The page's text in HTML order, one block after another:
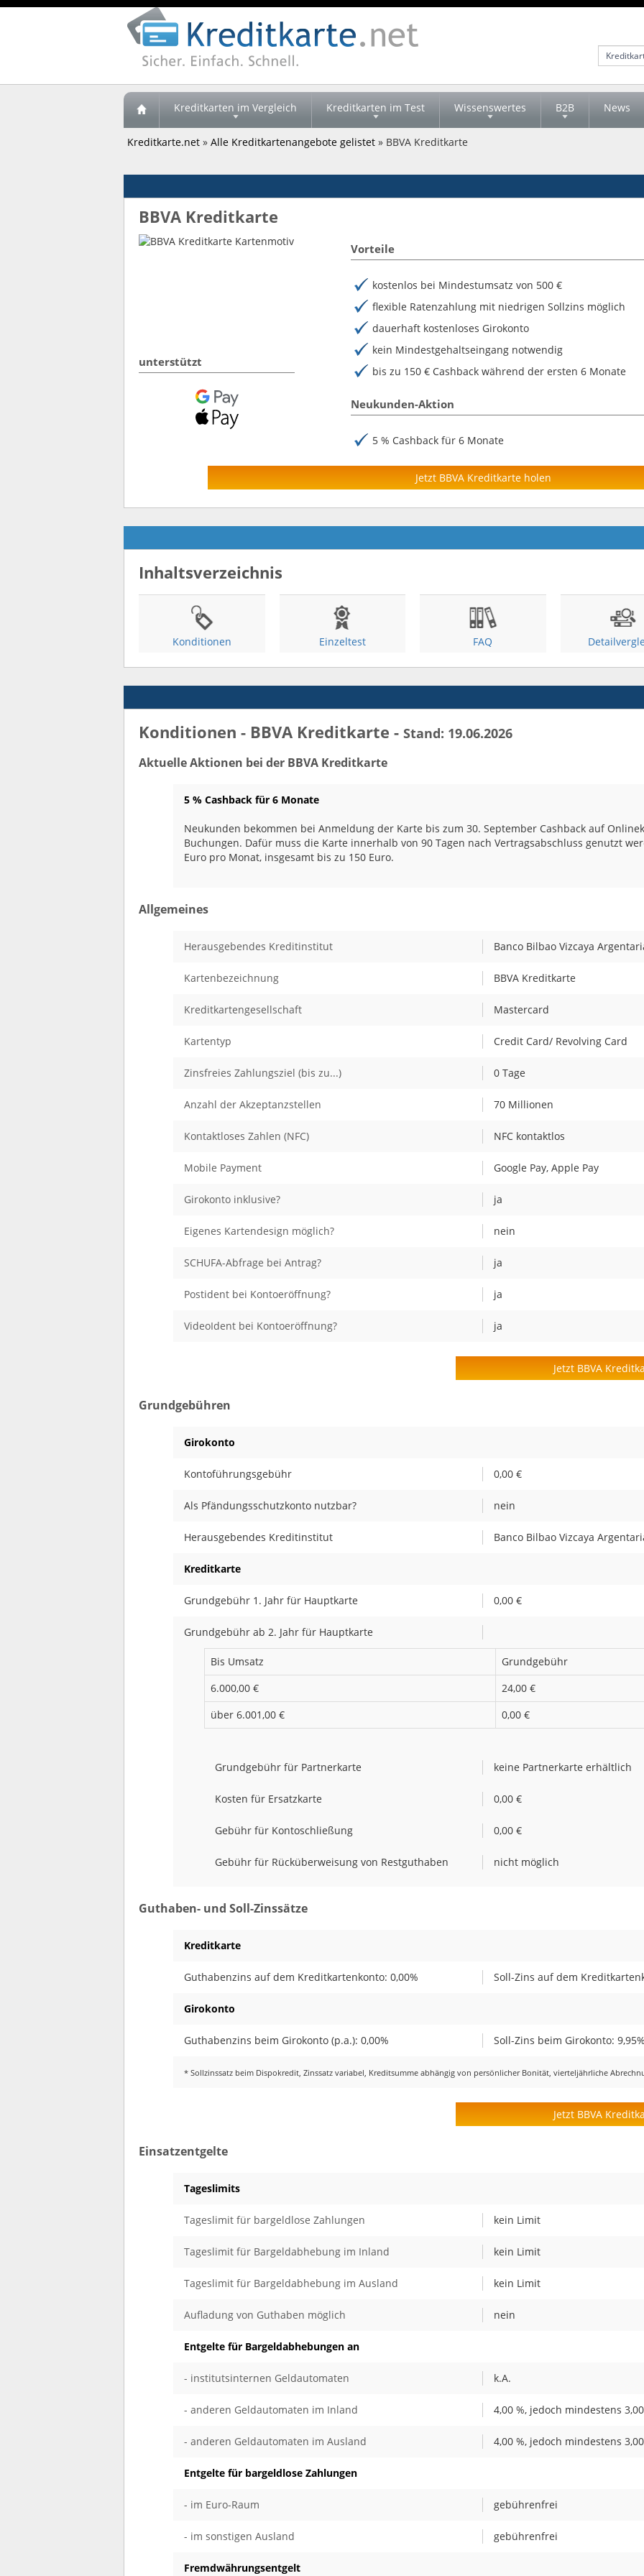
Kreditkarten im Vergleich Kreditkarten im Test Wissenswertes B2B News
Kreditkarte.net » Alle Kreditkartenangebote gelistet » BBVA Kreditkarte
BBVA Kreditkarte
unterstützt
Vorteile
kostenlos bei Mindestumsatz von 500 €
flexible Ratenzahlung mit niedrigen Sollzins möglich
dauerhaft kostenloses Girokonto
kein Mindestgehaltseingang notwendig
bis zu 150 € Cashback während der ersten 6 Monate
Neukunden-Aktion
5 % Cashback für 6 Monate
Jetzt BBVA Kreditkarte holen
Inhaltsverzeichnis
Konditionen Einzeltest FAQ
Konditionen - BBVA Kreditkarte - Stand: 19.06.2026
Aktuelle Aktionen bei der BBVA Kreditkarte
5 % Cashback für 6 Monate
Neukunden bekommen bei Anmeldung der Karte bis zum 30. September Cashback auf
Buchungen. Dafür muss die Karte innerhalb von 90 Tagen nach Vertragsabschluss genutzt
Euro pro Monat, insgesamt bis zu 150 Euro.
Allgemeines
Herausgebendes Kreditinstitut Banco Bilbao Vizcaya
Kartenbezeichnung BBVA Kreditkarte
Kreditkartengesellschaft Mastercard
Kartentyp Credit Card/ Revolving Card
Zinsfreies Zahlungsziel (bis zu...) 0 Tage
Anzahl der Akzeptanzstellen 70 Millionen
Kontaktloses Zahlen (NFC) NFC kontaktlos
Mobile Payment Google Pay, Apple Pay
Girokonto inklusive? ja
Eigenes Kartendesign möglich? nein
SCHUFA-Abfrage bei Antrag? ja
Postident bei Kontoeröffnung? ja
VideoIdent bei Kontoeröffnung? ja
Jetzt BBVA
Grundgebühren
Girokonto
Kontoführungsgebühr 0,00 €
Als Pfändungsschutzkonto nutzbar? nein
Herausgebendes Kreditinstitut Banco Bilbao Vizcaya
Kreditkarte
Grundgebühr 1. Jahr für Hauptkarte 0,00 €
Grundgebühr ab 2. Jahr für Hauptkarte
Bis Umsatz
Grundgebühr
6.000,00 €
24,00 €
über 6.001,00 €
0,00 €
Grundgebühr für Partnerkarte keine Partnerkarte erhältlich
Kosten für Ersatzkarte 0,00 €
Gebühr für Kontoschließung 0,00 €
Gebühr für Rücküberweisung von Restguthaben nicht möglich
Guthaben- und Soll-Zinssätze
Kreditkarte
Guthabenzins auf dem Kreditkartenkonto: 0,00% Soll-Zins auf dem
Girokonto
Guthabenzins beim Girokonto (p.a.): 0,00% Soll-Zins beim Girokonto:
* Sollzinssatz beim Dispokredit, Zinssatz variabel, Kreditsumme abhängig von persönlicher Bonität, vierteljährliche
Jetzt BBVA
Einsatzentgelte
Tageslimits
Tageslimit für bargeldlose Zahlungen kein Limit
Tageslimit für Bargeldabhebung im Inland kein Limit
Tageslimit für Bargeldabhebung im Ausland kein Limit
Aufladung von Guthaben möglich nein
Entgelte für Bargeldabhebungen an
- institutsinternen Geldautomaten k.A.
- anderen Geldautomaten im Inland 4,00 %, jedoch mindestens
- anderen Geldautomaten im Ausland 4,00 %, jedoch mindestens
Entgelte für bargeldlose Zahlungen
- im Euro-Raum gebührenfrei
- im sonstigen Ausland gebührenfrei
Fremdwährungsentgelt